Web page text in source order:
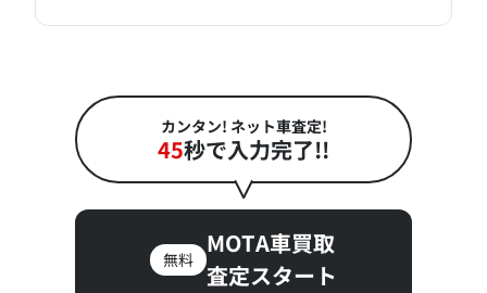
カンタン! ネット車査定!
45秒で入力完了!!
無料
MOTA車買取
査定スタート